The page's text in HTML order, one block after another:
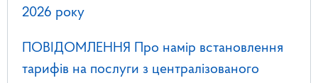
2026 року
ПОВІДОМЛЕННЯ Про намір встановлення
тарифів на послуги з централізованого